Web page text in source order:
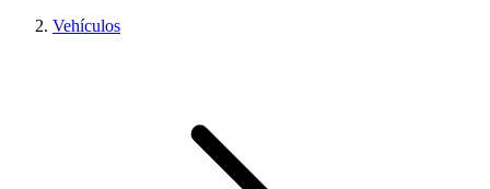
Vehículos